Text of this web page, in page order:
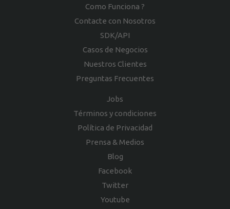
Como Funciona ?
Contacte con Nosotros
SDK/API
Casos de Negocios
Nuestros Clientes
Preguntas Frecuentes
Jobs
Términos y condiciones
Política de Privacidad
Prensa & Medios
Blog
Facebook
Twitter
Youtube